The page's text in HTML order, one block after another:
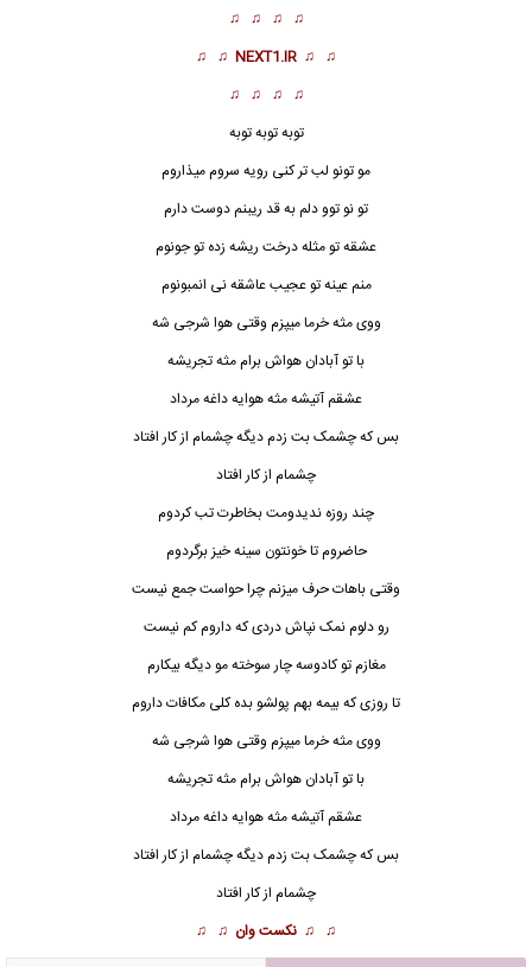
♫ ♫ ♫ ♫
♫ ♫
NEXT1.IR
♫ ♫
♫ ♫ ♫ ♫
توبه توبه توبه
مو تونو لب تر کنی رویه سروم میذاروم
تو نو توو دلم به قد ریبنم دوست دارم
عشقه تو مثله درخت ریشه زده تو جونوم
منم عینه تو عجیب عاشقه نی انمبونوم
ووی مثه خرما میپزم وقتی هوا شرجی شه
با تو آبادان هواش برام مثه تجریشه
عشقم آتیشه مثه هوایه داغه مرداد
بس که چشمک بت زدم دیگه چشمام از کار افتاد
چشمام از کار افتاد
چند روزه ندیدومت بخاطرت تب کردوم
حاضروم تا خونتون سینه خیز برگردوم
وقتی باهات حرف میزنم چرا حواست جمع نیست
رو دلوم نمکنپاش دردی که داروم کم نیست
مغازم تو کادوسه چار سوخته مو دیگه بیکارم
تا روزی که بیمه بهم پولشو بده کلی مکافات داروم
ووی مثه خرما میپزم وقتی هوا شرجی شه
با تو آبادان هواش برام مثه تجریشه
عشقم آتیشه مثه هوایه داغه مرداد
بس که چشمک بت زدم دیگه چشمام از کار افتاد
چشمام از کار افتاد
♫ ♫ نکست وان ♫ ♫